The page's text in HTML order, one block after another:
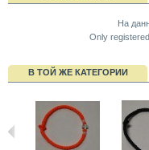
На
Only
В ТОЙ ЖЕ КАТЕГОРИИ